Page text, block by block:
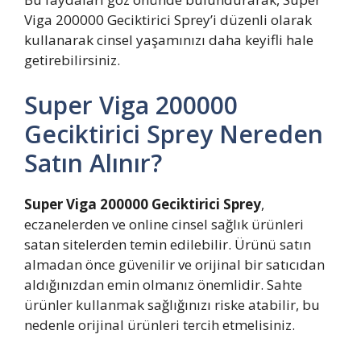
Viga 200000 Geciktirici Sprey’i düzenli olarak
kullanarak cinsel yaşamınızı daha keyifli hale
getirebilirsiniz.
Super Viga 200000
Geciktirici Sprey Nereden
Satın Alınır?
Super Viga 200000 Geciktirici Sprey,
eczanelerden ve online cinsel sağlık ürünleri
satan sitelerden temin edilebilir. Ürünü satın
almadan önce güvenilir ve orijinal bir satıcıdan
aldığınızdan emin olmanız önemlidir. Sahte
ürünler kullanmak sağlığınızı riske atabilir, bu
nedenle orijinal ürünleri tercih etmelisiniz.